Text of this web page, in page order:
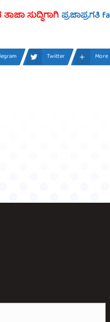
ಸುದ್ದಿಗಾಗಿ ಪ್ರಜಾಪ್ರಗತಿ
Twitter More